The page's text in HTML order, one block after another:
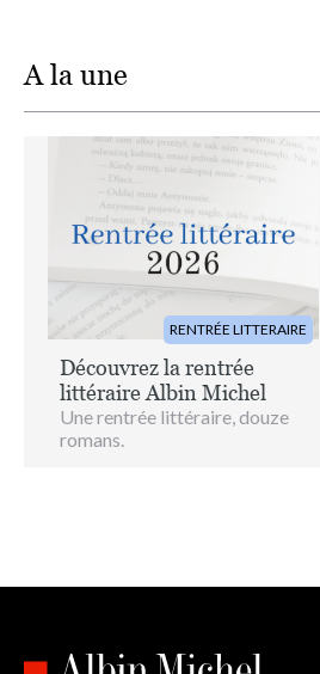
A la une
RENTRÉE LITTERAIRE
Découvrez la rentrée
littéraire Albin Michel
Une rentrée littéraire, douze
romans.